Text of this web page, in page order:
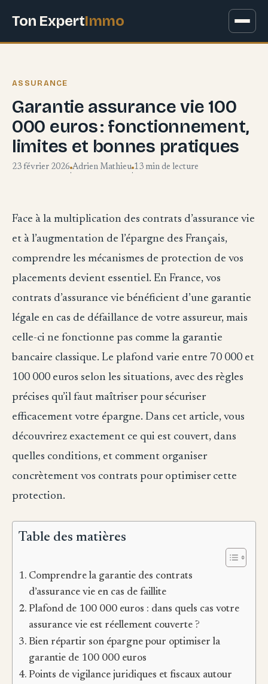
Ton ExpertImmo
ASSURANCE
Garantie assurance vie 100
000 euros : fonctionnement,
limites et bonnes pratiques
23 février 2026
·
Adrien Mathieu
·
13 min de lecture
Face à la multiplication des contrats d’assurance vie
et à l’augmentation de l’épargne des Français,
comprendre les mécanismes de protection de vos
placements devient essentiel. En France, vos
contrats d’assurance vie bénéficient d’une garantie
légale en cas de défaillance de votre assureur, mais
celle-ci ne fonctionne pas comme la garantie
bancaire classique. Le plafond varie entre 70 000 et
100 000 euros selon les situations, avec des règles
précises qu’il faut maîtriser pour sécuriser
efficacement votre épargne. Dans cet article, vous
découvrirez exactement ce qui est couvert, dans
quelles conditions, et comment organiser
concrètement vos contrats pour optimiser cette
protection.
Table des matières
Comprendre la garantie des contrats
d’assurance vie en cas de faillite
Plafond de 100 000 euros : dans quels cas votre
assurance vie est réellement couverte ?
Bien répartir son épargne pour optimiser la
garantie de 100 000 euros
Points de vigilance juridiques et fiscaux autour